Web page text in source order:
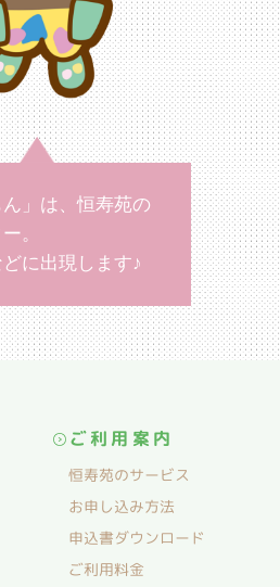
ん」は、恒寿苑の
。
に出現します♪
ご利用案内
恒寿苑のサービス
お申し込み方法
申込書ダウンロード
ご利用料金